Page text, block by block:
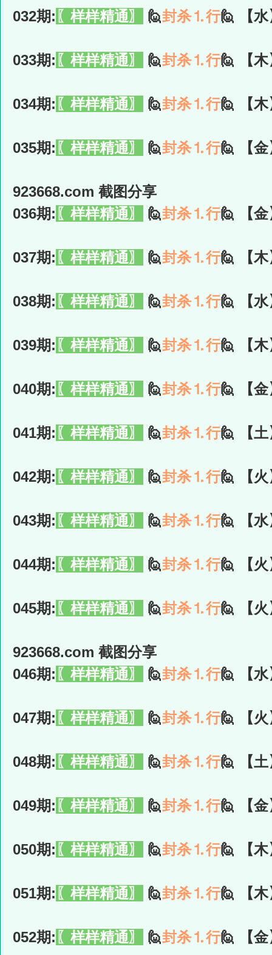
032期: 〖样样精通〗 🙋封杀⒈行🙋 【
033期: 〖样样精通〗 🙋封杀⒈行🙋 【
034期: 〖样样精通〗 🙋封杀⒈行🙋 【
035期: 〖样样精通〗 🙋封杀⒈行🙋 【
923668.com 截图分享
036期: 〖样样精通〗 🙋封杀⒈行🙋 【
037期: 〖样样精通〗 🙋封杀⒈行🙋 【
038期: 〖样样精通〗 🙋封杀⒈行🙋 【
039期: 〖样样精通〗 🙋封杀⒈行🙋 【
040期: 〖样样精通〗 🙋封杀⒈行🙋 【
041期: 〖样样精通〗 🙋封杀⒈行🙋 【
042期: 〖样样精通〗 🙋封杀⒈行🙋 【
043期: 〖样样精通〗 🙋封杀⒈行🙋 【
044期: 〖样样精通〗 🙋封杀⒈行🙋 【
045期: 〖样样精通〗 🙋封杀⒈行🙋 【
923668.com 截图分享
046期: 〖样样精通〗 🙋封杀⒈行🙋 【
047期: 〖样样精通〗 🙋封杀⒈行🙋 【
048期: 〖样样精通〗 🙋封杀⒈行🙋 【
049期: 〖样样精通〗 🙋封杀⒈行🙋 【
050期: 〖样样精通〗 🙋封杀⒈行🙋 【
051期: 〖样样精通〗 🙋封杀⒈行🙋 【
052期: 〖样样精通〗 🙋封杀⒈行🙋 【